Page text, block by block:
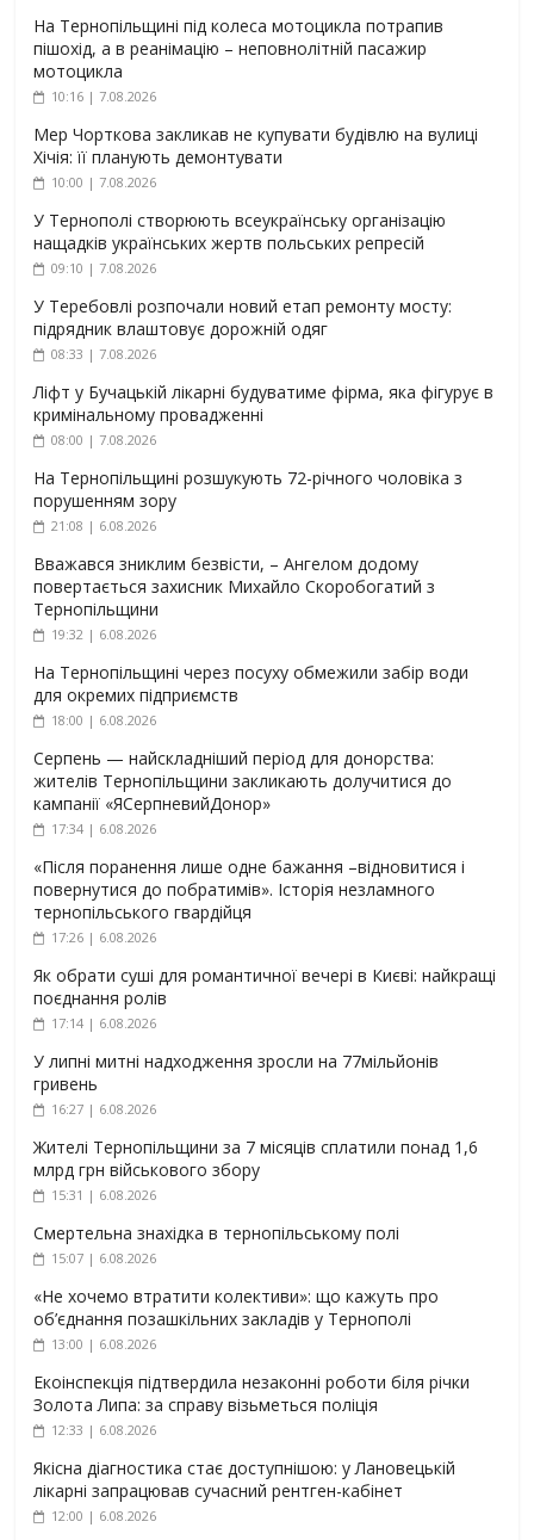
На Тернопільщині під колеса мотоцикла потрапив
пішохід, а в реанімацію – неповнолітній пасажир
мотоцикла
10:16 | 7.08.2026
Мер Чорткова закликав не купувати будівлю на вулиці
Хічія: її планують демонтувати
10:00 | 7.08.2026
У Тернополі створюють всеукраїнську організацію
нащадків українських жертв польських репресій
09:10 | 7.08.2026
У Теребовлі розпочали новий етап ремонту мосту:
підрядник влаштовує дорожній одяг
08:33 | 7.08.2026
Ліфт у Бучацькій лікарні будуватиме фірма, яка фігурує в
кримінальному провадженні
08:00 | 7.08.2026
На Тернопільщині розшукують 72-річного чоловіка з
порушенням зору
21:08 | 6.08.2026
Вважався зниклим безвісти, – Ангелом додому
повертається захисник Михайло Скоробогатий з
Тернопільщини
19:32 | 6.08.2026
На Тернопільщині через посуху обмежили забір води
для окремих підприємств
18:00 | 6.08.2026
Серпень — найскладніший період для донорства:
жителів Тернопільщини закликають долучитися до
кампанії «ЯСерпневийДонор»
17:34 | 6.08.2026
«Після поранення лише одне бажання –відновитися і
повернутися до побратимів». Історія незламного
тернопільського гвардійця
17:26 | 6.08.2026
Як обрати суші для романтичної вечері в Києві: найкращі
поєднання ролів
17:14 | 6.08.2026
У липні митні надходження зросли на 77мільйонів
гривень
16:27 | 6.08.2026
Жителі Тернопільщини за 7 місяців сплатили понад 1,6
млрд грн військового збору
15:31 | 6.08.2026
Смертельна знахідка в тернопільському полі
15:07 | 6.08.2026
«Не хочемо втратити колективи»: що кажуть про
об’єднання позашкільних закладів у Тернополі
13:00 | 6.08.2026
Екоінспекція підтвердила незаконні роботи біля річки
Золота Липа: за справу візьметься поліція
12:33 | 6.08.2026
Якісна діагностика стає доступнішою: у Лановецькій
лікарні запрацював сучасний рентген-кабінет
12:00 | 6.08.2026